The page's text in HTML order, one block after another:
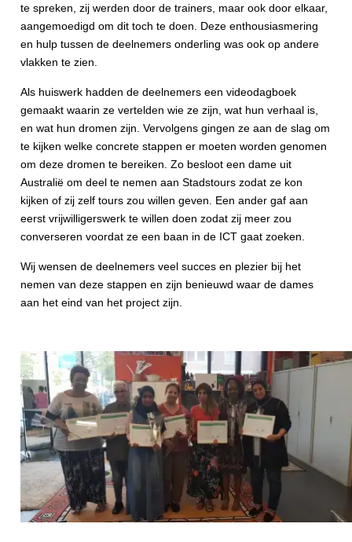
te spreken, zij werden door de trainers, maar ook door elkaar,
aangemoedigd om dit toch te doen. Deze enthousiasmering
en hulp tussen de deelnemers onderling was ook op andere
vlakken te zien.
Als huiswerk hadden de deelnemers een videodagboek
gemaakt waarin ze vertelden wie ze zijn, wat hun verhaal is,
en wat hun dromen zijn. Vervolgens gingen ze aan de slag om
te kijken welke concrete stappen er moeten worden genomen
om deze dromen te bereiken. Zo besloot een dame uit
Australië om deel te nemen aan Stadstours zodat ze kon
kijken of zij zelf tours zou willen geven. Een ander gaf aan
eerst vrijwilligerswerk te willen doen zodat zij meer zou
converseren voordat ze een baan in de ICT gaat zoeken.
Wij wensen de deelnemers veel succes en plezier bij het
nemen van deze stappen en zijn benieuwd waar de dames
aan het eind van het project zijn.